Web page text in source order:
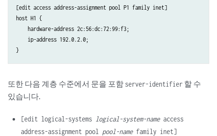
[edit access address-assignment pool P1 family inet]
host H1 {
    hardware-address 2c:56:dc:72:99:f3;
    ip-address 192.0.2.0;
또한 다음 계층 수준에서 문을 포함 server-identifier 할 수
있습니다.
[edit logical-systems logical-system-nameaccess
address-assignment pool pool-namefamily inet]